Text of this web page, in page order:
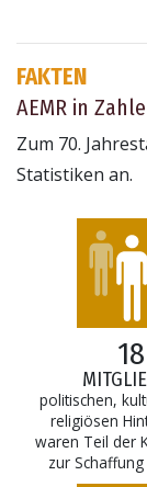
FAKTEN
AEMR in
Zum 70.
Statistiken an.
18
politischen,
religiösen
waren Teil der
zur Schaffung